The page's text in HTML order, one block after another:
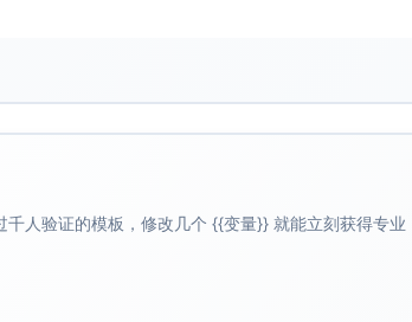
容它的气味（清、甜、软）。
虑像退潮。
“做得很好”。
一句感谢。
人验证的模板，修改几个 {{变量}} 就能立刻获得专业